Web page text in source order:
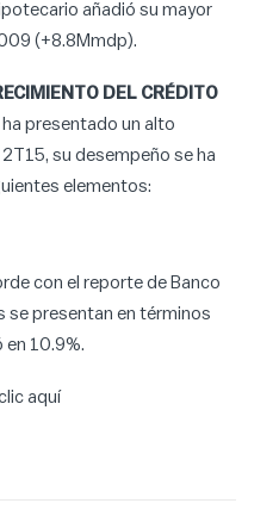
añadió su mayor
(+8.8Mmdp).
DEL CRÉDITO
presentado un alto
su desempeño se ha
elementos:
con el reporte de Banco
se presentan en términos
en 10.9%.
aquí